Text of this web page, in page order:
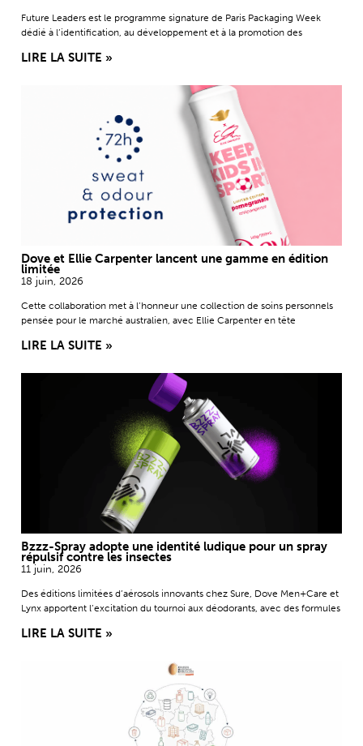
Future Leaders est le programme signature de Paris Packaging Week
dédié à l’identification, au développement et à la promotion des
LIRE LA SUITE »
Dove et Ellie Carpenter lancent une gamme en édition
limitée
18 juin, 2026
Cette collaboration met à l’honneur une collection de soins personnels
pensée pour le marché australien, avec Ellie Carpenter en tête
LIRE LA SUITE »
Bzzz-Spray adopte une identité ludique pour un spray
répulsif contre les insectes
11 juin, 2026
Des éditions limitées d’aérosols innovants chez Sure, Dove Men+Care et
Lynx apportent l’excitation du tournoi aux déodorants, avec des formules
LIRE LA SUITE »